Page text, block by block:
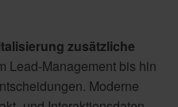
zusätzliche
Lead-Management bis hin
Moderne